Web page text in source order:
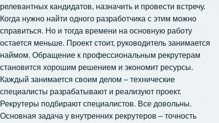
релевантных кандидатов, назначить и провести встречу.
Когда нужно найти одного разработчика с этим можно
справиться. Но и тогда времени на основную работу
остается меньше. Проект стоит, руководитель занимается
наймом. Обращение к профессиональным рекрутерам
становится хорошим решением и экономит ресурсы.
Каждый занимается своим делом – технические
специалисты разрабатывают и реализуют проект.
Рекрутеры подбирают специалистов. Все довольны.
Основная задача у внутренних рекрутеров – точность